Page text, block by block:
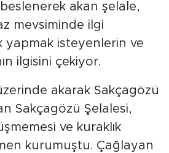
akan şelale,
mevsiminde ilgi
yapmak isteyenlerin ve
ilgisini çekiyor.
akarak Sakçagözü
Sakçagözü Şelalesi,
ve kuraklık
kurumuştu. Çağlayan